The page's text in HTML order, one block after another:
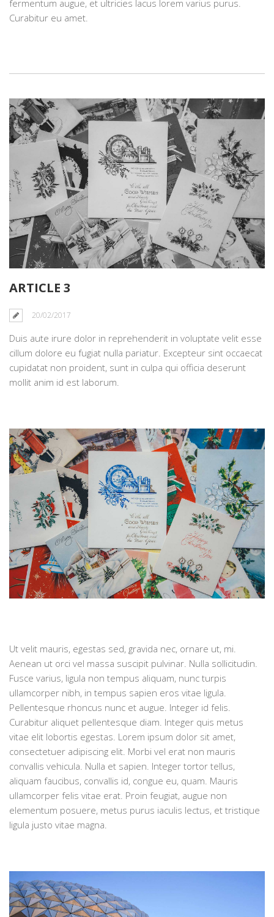
fermentum augue, et ultricies lacus lorem varius purus.
Curabitur eu amet.
ARTICLE 3
20/02/2017
Duis aute irure dolor in reprehenderit in voluptate velit esse
cillum dolore eu fugiat nulla pariatur. Excepteur sint occaecat
cupidatat non proident, sunt in culpa qui officia deserunt
mollit anim id est laborum.
Ut velit mauris, egestas sed, gravida nec, ornare ut, mi.
Aenean ut orci vel massa suscipit pulvinar. Nulla sollicitudin.
Fusce varius, ligula non tempus aliquam, nunc turpis
ullamcorper nibh, in tempus sapien eros vitae ligula.
Pellentesque rhoncus nunc et augue. Integer id felis.
Curabitur aliquet pellentesque diam. Integer quis metus
vitae elit lobortis egestas. Lorem ipsum dolor sit amet,
consectetuer adipiscing elit. Morbi vel erat non mauris
convallis vehicula. Nulla et sapien. Integer tortor tellus,
aliquam faucibus, convallis id, congue eu, quam. Mauris
ullamcorper felis vitae erat. Proin feugiat, augue non
elementum posuere, metus purus iaculis lectus, et tristique
ligula justo vitae magna.